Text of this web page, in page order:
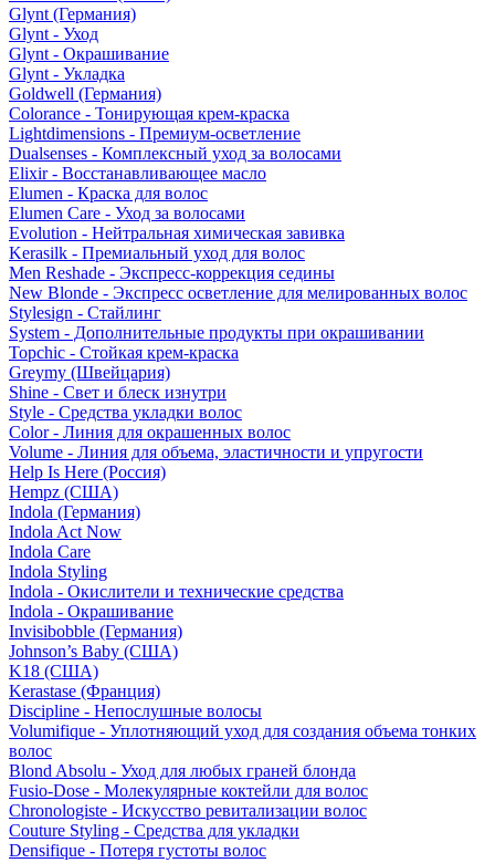
Glynt (Германия)
Glynt - Уход
Glynt - Окрашивание
Glynt - Укладка
Goldwell (Германия)
Colorance - Тонирующая крем-краска
Lightdimensions - Премиум-осветление
Dualsenses - Комплексный уход за волосами
Elixir - Восстанавливающее масло
Elumen - Краска для волос
Elumen Care - Уход за волосами
Evolution - Нейтральная химическая завивка
Kerasilk - Премиальный уход для волос
Men Reshade - Экспресс-коррекция седины
New Blonde - Экспресс осветление для мелированных волос
Stylesign - Стайлинг
System - Дополнительные продукты при окрашивании
Topchic - Стойкая крем-краска
Greymy (Швейцария)
Shine - Свет и блеск изнутри
Style - Средства укладки волос
Color - Линия для окрашенных волос
Volume - Линия для объема, эластичности и упругости
Help Is Here (Россия)
Hempz (США)
Indola (Германия)
Indola Act Now
Indola Care
Indola Styling
Indola - Окислители и технические средства
Indola - Окрашивание
Invisibobble (Германия)
Johnson’s Baby (США)
K18 (США)
Kerastase (Франция)
Discipline - Непослушные волосы
Volumifique - Уплотняющий уход для создания объема тонких
волос
Blond Absolu - Уход для любых граней блонда
Fusio-Dose - Молекулярные коктейли для волос
Chronologiste - Искусство ревитализации волос
Couture Styling - Средства для укладки
Densifique - Потеря густоты волос